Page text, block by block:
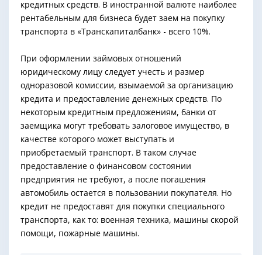
кредитных средств. В иностранной валюте наиболее
рентабельным для бизнеса будет заем на покупку
транспорта в «Транскапиталбанк» - всего 10%.
При оформлении займовых отношений
юридическому лицу следует учесть и размер
одноразовой комиссии, взымаемой за организацию
кредита и предоставление денежных средств. По
некоторым кредитным предложениям, банки от
заемщика могут требовать залоговое имущество, в
качестве которого может выступать и
приобретаемый транспорт. В таком случае
предоставление о финансовом состоянии
предприятия не требуют, а после погашения
автомобиль остается в пользовании покупателя. Но
кредит не предоставят для покупки специального
транспорта, как то: военная техника, машины скорой
помощи, пожарные машины.